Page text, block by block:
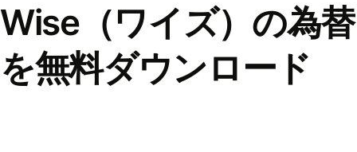
Wise（ワイズ）の為
を無料ダウンロード